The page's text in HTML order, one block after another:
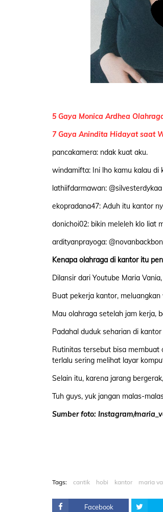
5 Gaya Monica Ardhea
7 Gaya Anindita Hidayat saat
pancakamera: ndak kuat aku.
windamifta: Ini lho kamu kalau di
lathiifdarmawan:
ekopradana47: Aduh itu kantor
donichoi02: bikin meleleh klo liat
ardityanprayoga:
Kenapa olahraga di kantor itu
Dilansir dari Youtube Maria
Buat pekerja kantor,
Mau olahraga setelah jam kerja,
Padahal duduk seharian di
Rutinitas tersebut bisa membuat
terlalu sering melihat layar
Selain itu, karena jarang
Tuh guys, yuk jangan malas-
Sumber foto: Instagram/
Tags: cantik hobi kantor maria
Facebook